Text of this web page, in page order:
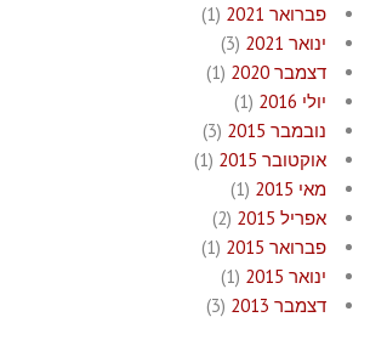
פברואר 2021
(1)
ינואר 2021
(3)
דצמבר 2020
(1)
יולי 2016
(1)
נובמבר 2015
(3)
אוקטובר 2015
(1)
מאי 2015
(1)
אפריל 2015
(2)
פברואר 2015
(1)
ינואר 2015
(1)
דצמבר 2013
(3)